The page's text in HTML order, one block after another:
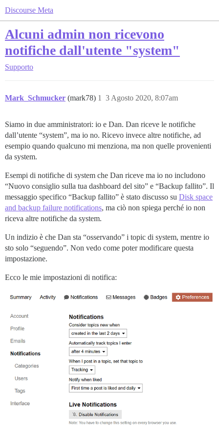
Discourse Meta
Alcuni admin non ricevono
notifiche dall'utente "system"
Supporto
Mark_Schmucker (mark78) 3 Agosto 2020, 8:07am
1
Siamo in due amministratori: io e Dan. Dan riceve le notifiche
dall’utente “system”, ma io no. Ricevo invece altre notifiche, ad
esempio quando qualcuno mi menziona, ma non quelle provenienti
da system.
Esempi di notifiche di system che Dan riceve ma io no includono
“Nuovo consiglio sulla tua dashboard del sito” e “Backup fallito”. Il
messaggio specifico “Backup fallito” è stato discusso su Disk space
and backup failure notifications, ma ciò non spiega perché io non
riceva altre notifiche da system.
Un indizio è che Dan sta “osservando” i topic di system, mentre io
sto solo “seguendo”. Non vedo come poter modificare questa
impostazione.
Ecco le mie impostazioni di notifica: